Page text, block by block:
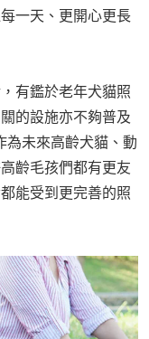
一天、更開心更長
有鑑於老年犬貓照
的設施亦不夠普及
為未來高齡犬貓、動
齡毛孩們都有更友
能受到更完善的照